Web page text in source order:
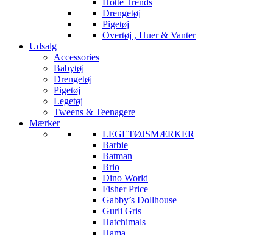
Drengetøj
Pigetøj
Overtøj , Huer & Vanter
Udsalg
Accessories
Babytøj
Drengetøj
Pigetøj
Legetøj
Tweens & Teenagere
Mærker
LEGETØJSMÆRKER
Barbie
Batman
Brio
Dino World
Fisher Price
Gabby’s Dollhouse
Gurli Gris
Hatchimals
Hama